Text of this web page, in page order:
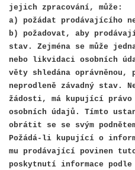
jejich zpracování, může:
a) požádat prodávajícího
b) požadovat, aby
stav. Zejména se může
nebo likvidaci osobních
věty shledána
neprodleně závadný stav.
žádosti, má kupující
osobních údajů. Tímto
obrátit se se svým
Požádá-li kupující o
mu prodávající povinen
poskytnutí informace podle